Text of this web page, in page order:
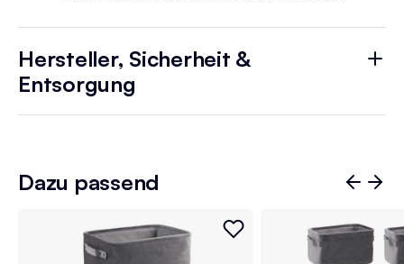
Hersteller, Sicherheit &
Entsorgung
Dazu passend